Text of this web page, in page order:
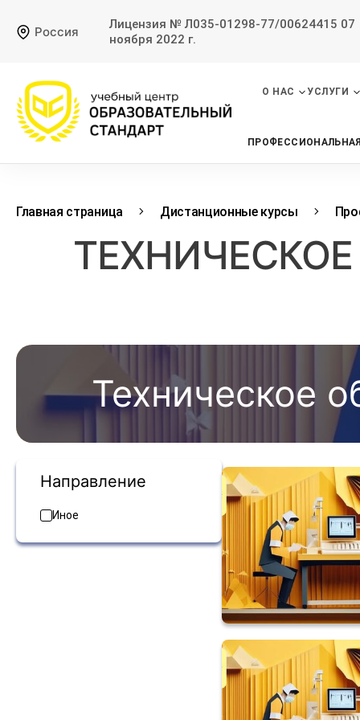
Россия
Лицензия № Л035-01298-77/00624415 07
ноября 2022 г.
О НАС УСЛУГИ
Главная страница Дистанционные курсы
Техническое
Направление
Иное